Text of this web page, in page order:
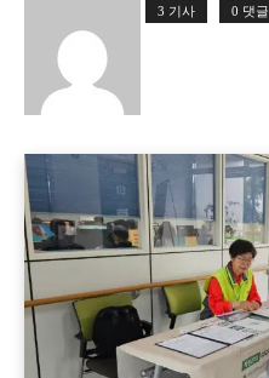
3 기사 0 댓글